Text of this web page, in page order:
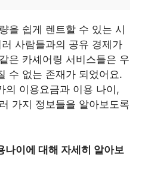
을 쉽게 렌트할 수 있는 시
사람들과의 공유 경제가
은 카셰어링 서비스들은 우
수 없는 존재가 되었어요.
의 이용요금과 이용 나이,
가지 정보들을 알아보도록
나이에 대해 자세히 알아보